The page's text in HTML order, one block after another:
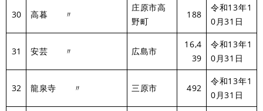
30 高暮 〃
庄原市高
野町
188
令和13年1
0月31日
31 安芸 〃 広島市
16,4
39
令和13年1
0月31日
32 龍泉寺 〃 三原市 492
令和13年1
0月31日